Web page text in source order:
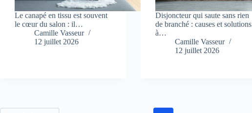
Le canapé en tissu est souvent
le cœur du salon : il…
Camille Vasseur
12 juillet 2026
Disjoncteur qui saute sans rien
de branché : causes et solutions
à…
Camille Vasseur
12 juillet 2026